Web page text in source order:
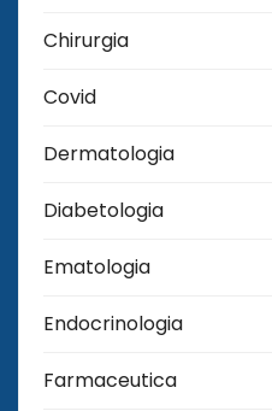
Chirurgia
Covid
Dermatologia
Diabetologia
Ematologia
Endocrinologia
Farmaceutica